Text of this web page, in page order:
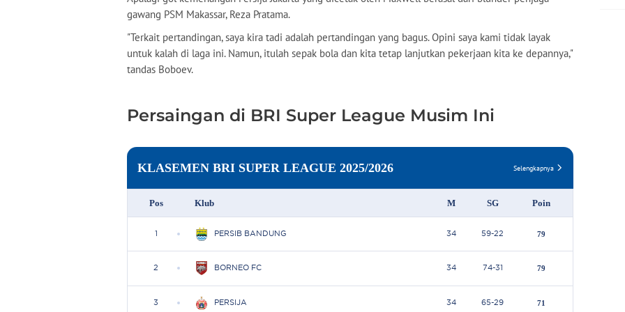
gawang PSM Makassar, Reza Pratama.
"Terkait pertandingan, saya kira tadi adalah pertandingan yang bagus. Opini saya kami tidak layak
untuk kalah di laga ini. Namun, itulah sepak bola dan kita tetap lanjutkan pekerjaan kita ke depannya,"
tandas Boboev.
Persaingan di BRI Super League Musim Ini